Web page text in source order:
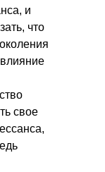
и
что
свое